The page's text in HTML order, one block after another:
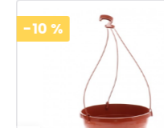
-10 %